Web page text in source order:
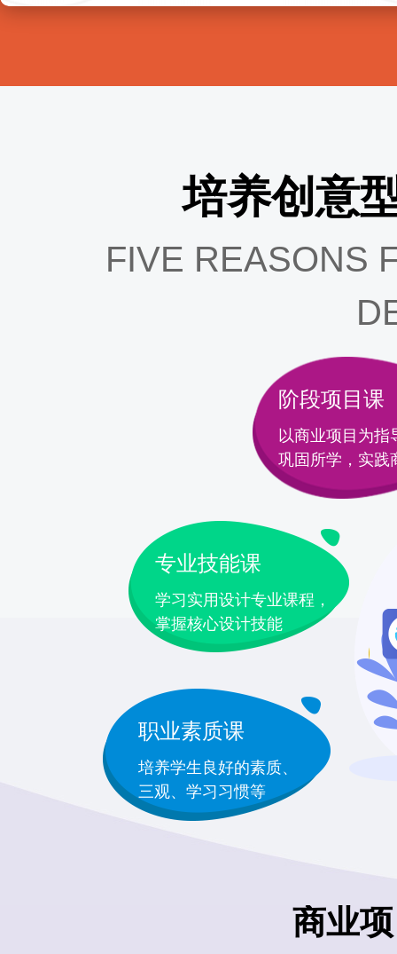
培养创意
FIVE REASONS
阶段项目课
以商业项目为指
巩固所学，实践
专业技能课
学习实用设计专业课程，
掌握核心设计技能
职业素质课
培养学生良好的素质、
三观、学习习惯等
商业